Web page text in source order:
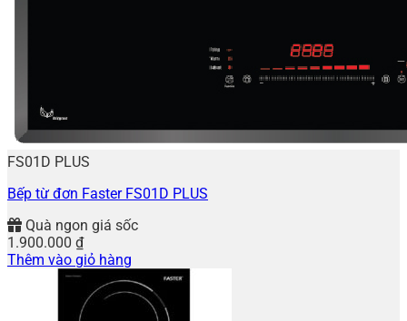
FS01D PLUS
Bếp từ đơn Faster FS01D PLUS
Quà ngon giá sốc
1.900.000 ₫
Thêm vào giỏ hàng